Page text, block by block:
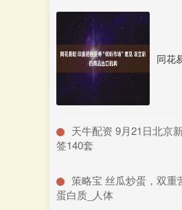
天牛配资 9月21日北京
签140套
策略宝 丝瓜炒蛋，双重
蛋白质_人体